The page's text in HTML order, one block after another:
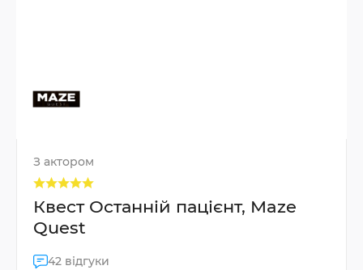
З актором
Квест Останній пацієнт, Maze
Quest
42 відгуки